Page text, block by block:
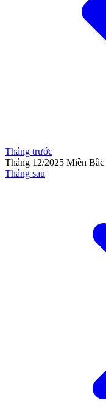
Tháng trước
Tháng 12/2025 Miền Bắc
Tháng sau